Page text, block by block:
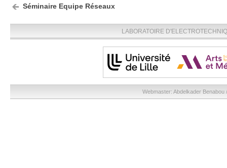
Séminaire Equipe Réseaux
LABORATOIRE
Webmaster: Abdelkader Benabou